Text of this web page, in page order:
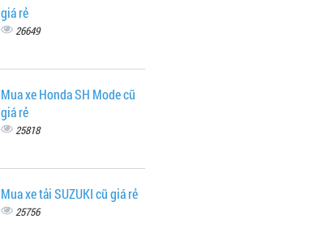
giá rẻ
26649
Mua xe Honda SH Mode cũ
giá rẻ
25818
Mua xe tải SUZUKI cũ giá rẻ
25756